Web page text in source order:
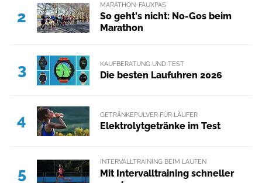
2
MARATHON-FAUXPAS
So geht's nicht: No-Gos beim
Marathon
3 KAUFBERATUNG UND TEST
Die besten Laufuhren 2026
4 GETRÄNKEPULVER FÜR LÄUFER
Elektrolytgetränke im Test
5
INTERVALLTRAINING BEIM LAUFEN
Mit Intervalltraining schneller